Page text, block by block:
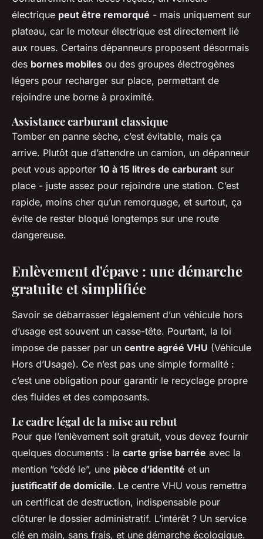
électrique peut être remorqué - mais uniquement sur
plateau, car le moteur électrique est directement lié
aux roues. Certains dépanneurs proposent désormais
des bornes mobiles ou des groupes électrogènes
légers pour recharger sur place, permettant de
rejoindre une borne à proximité.
Assistance carburant classique
Tomber en panne sèche, c’est évitable, mais ça
arrive. Plutôt que d’attendre un camion, un dépanneur
peut vous apporter 10 à 15 litres de carburant sur
place - juste assez pour rejoindre une station. C’est
rapide, moins cher qu’un remorquage, et surtout, ça
évite de rester bloqué longtemps sur une route
dangereuse.
Enlèvement d'épave : une démarche
gratuite et simplifiée
Savoir se débarrasser légalement d’un véhicule hors
d’usage est souvent un casse-tête. Pourtant, la loi
impose de passer par un centre agréé VHU (Véhicule
Hors d’Usage). Ce n’est pas une simple formalité :
c’est une obligation pour garantir le recyclage propre
des fluides et des composants.
Le cadre légal de la mise au rebut
Pour que l’enlèvement soit gratuit, vous devez fournir
quelques documents : la carte grise barrée avec la
mention “cédé le”, une pièce d’identité et un
justificatif de domicile. Le centre VHU vous remettra
un certificat de destruction, indispensable pour
clôturer le dossier administratif. L’intérêt ? Un service
clé en main, sans frais, et une démarche écologique.